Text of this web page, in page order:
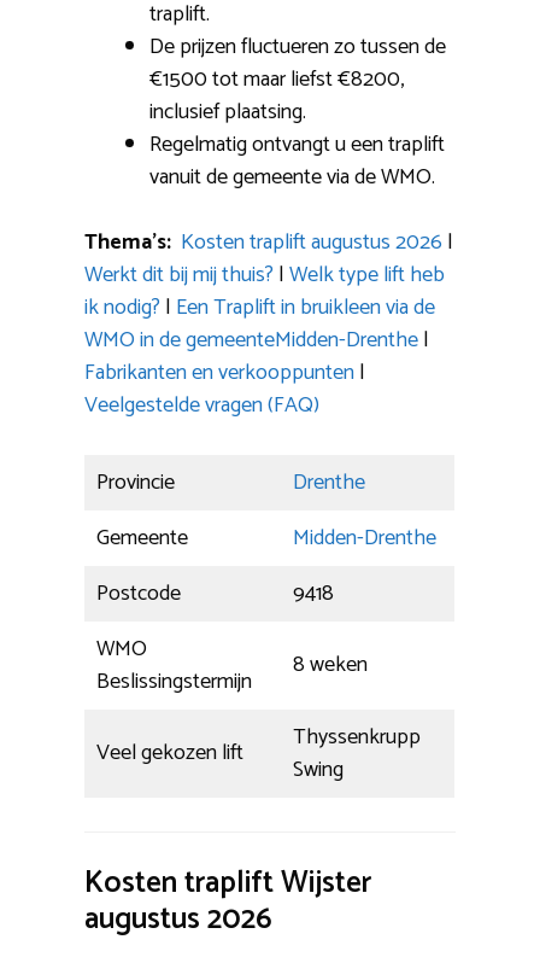
traplift.
De prijzen fluctueren zo tussen de
€1500 tot maar liefst €8200,
inclusief plaatsing.
Regelmatig ontvangt u een traplift
vanuit de gemeente via de WMO.
Thema’s: Kosten traplift augustus 2026 |
Werkt dit bij mij thuis? |Welk type lift heb
ik nodig? | Een Traplift in bruikleen via de
WMO in de gemeenteMidden-Drenthe|
Fabrikanten en verkooppunten|
Veelgestelde vragen (FAQ)
Provincie
Drenthe
Gemeente
Midden-Drenthe
Postcode
9418
WMO
Beslissingstermijn
8 weken
Veel gekozen lift
Thyssenkrupp
Swing
Kosten traplift Wijster
augustus 2026